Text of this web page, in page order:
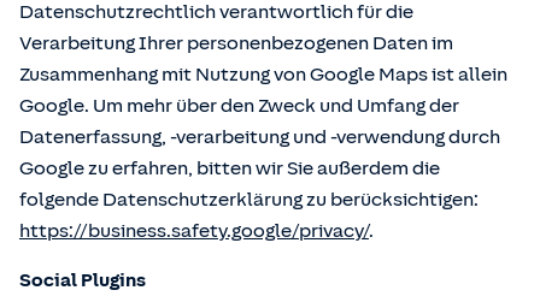
Datenschutzrechtlich verantwortlich für die
Verarbeitung Ihrer personenbezogenen Daten im
Zusammenhang mit Nutzung von Google Maps ist allein
Google. Um mehr über den Zweck und Umfang der
Datenerfassung, -verarbeitung und -verwendung durch
Google zu erfahren, bitten wir Sie außerdem die
folgende Datenschutzerklärung zu berücksichtigen:
https://business.safety.google/privacy/.
Social Plugins